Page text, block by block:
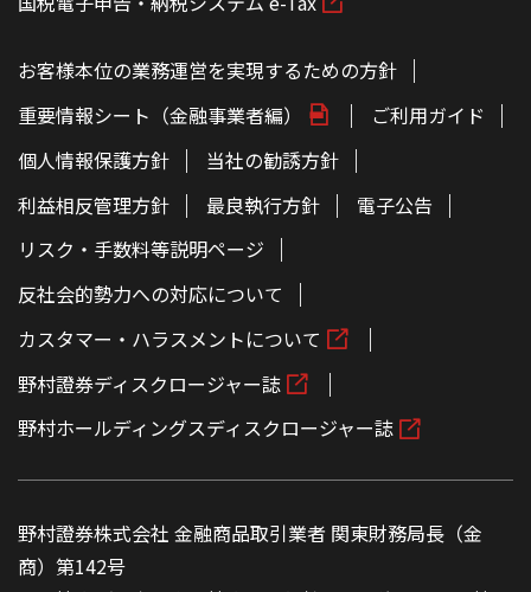
お客様本位の業務運営を実現するための方針
重要情報シート（金融事業者編）
ご利用ガイド
個人情報保護方針
当社の勧誘方針
利益相反管理方針
最良執行方針
電子公告
リスク・手数料等説明ページ
反社会的勢力への対応について
カスタマー・ハラスメントについて
野村證券ディスクロージャー誌
野村ホールディングスディスクロージャー誌
野村證券株式会社 金融商品取引業者 関東財務局長（金
商）第142号